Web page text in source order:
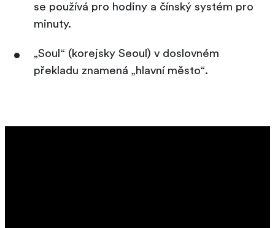
se používá pro hodiny a čínský systém pro
minuty.
„Soul“ (korejsky Seoul) v doslovném
překladu znamená „hlavní město“.